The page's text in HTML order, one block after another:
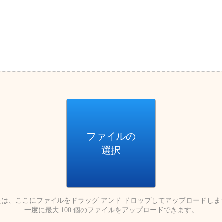
ファイルの
選択
は、ここにファイルをドラッグ アンド ドロップしてアップロードしま
一度に最大 100 個のファイルをアップロードできます。